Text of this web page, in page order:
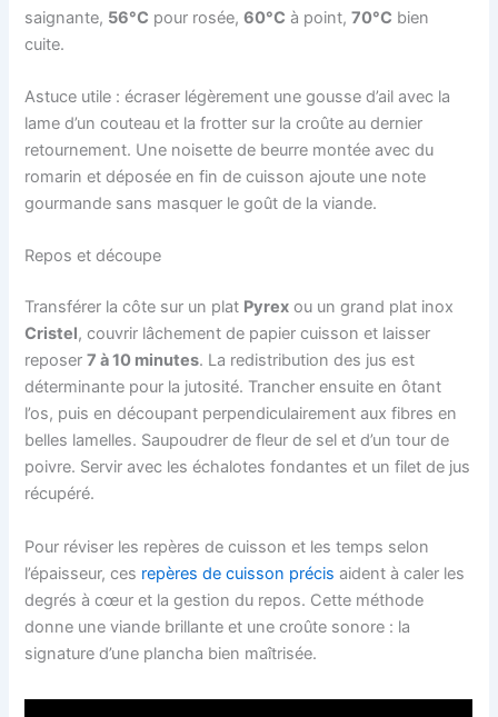
saignante, 56°C pour rosée,60°C à point,70°C bien
cuite.
Astuce utile : écraser légèrement une gousse d’ail avec la
lame d’un couteau et la frotter sur la croûte au dernier
retournement. Une noisette de beurre montée avec du
romarin et déposée en fin de cuisson ajoute une note
gourmande sans masquer le goût de la viande.
Repos et découpe
Transférer la côte sur un plat Pyrex ou un grand plat inox
Cristel, couvrir lâchement de papier cuisson et laisser
reposer7 à 10 minutes. La redistribution des jus est
déterminante pour la jutosité. Trancher ensuite en ôtant
l’os, puis en découpant perpendiculairement aux fibres en
belles lamelles. Saupoudrer de fleur de sel et d’un tour de
poivre. Servir avec les échalotes fondantes et un filet de jus
récupéré.
Pour réviser les repères de cuisson et les temps selon
l’épaisseur, ces repères de cuisson précis aident à caler les
degrés à cœur et la gestion du repos. Cette méthode
donne une viande brillante et une croûte sonore : la
signature d’une plancha bien maîtrisée.